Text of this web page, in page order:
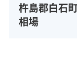
杵島郡白石
相場